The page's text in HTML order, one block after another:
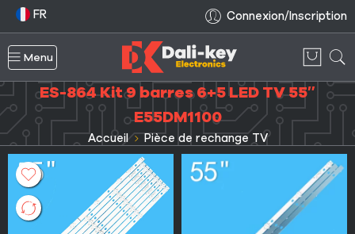
FR Connexion/Inscription
Menu
ES-864 Kit 9 barres 6+5 LED TV 55″
E55DM1100
Accueil Pièce de rechange TV